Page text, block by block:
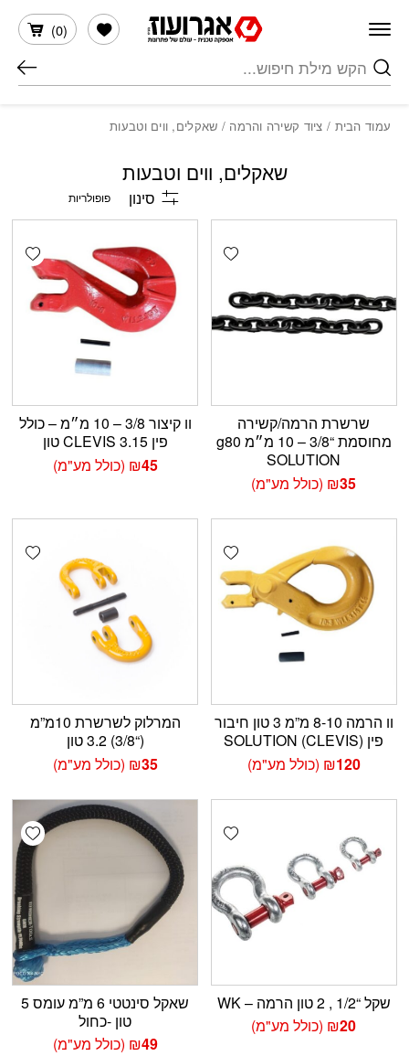
חיפוש
(
0
)
הרשימה שלי
עמוד הבית / ציוד קשירה והרמה / שאקלים, ווים וטבעות
שאקלים, ווים וטבעות
סינון
Add wishlist
שרשרת הרמה/קשירה
מחוסמת “3/8 – 10 מ״מ g80
SOLUTION
₪35 (כולל מע"מ)
וו קיצור 3/8 – 10 מ״מ – כולל
פין CLEVIS 3.15 טון
₪45 (כולל מע"מ)
Add wishlist
וו הרמה 8-10 מ”מ 3 טון חיבור
פין (CLEVIS) SOLUTION
₪120 (כולל מע"מ)
המרלוק לשרשרת 10מ”מ
(“3/8) 3.2 טון
₪35 (כולל מע"מ)
Add wishlist
שקל “1/2 , 2 טון הרמה – WK
₪20 (כולל מע"מ)
שאקל סינטטי 6 מ”מ עומס 5
טון -כחול
₪49 (כולל מע"מ)